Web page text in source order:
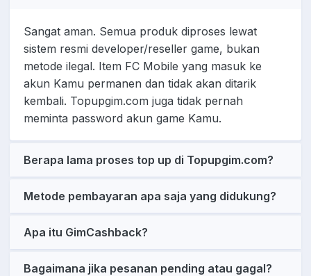
Sangat aman. Semua produk diproses lewat
sistem resmi developer/reseller game, bukan
metode ilegal. Item FC Mobile yang masuk ke
akun Kamu permanen dan tidak akan ditarik
kembali. Topupgim.com juga tidak pernah
meminta password akun game Kamu.
Berapa lama proses top up di Topupgim.com?
Metode pembayaran apa saja yang didukung?
Apa itu GimCashback?
Bagaimana jika pesanan pending atau gagal?